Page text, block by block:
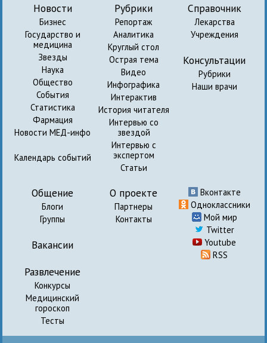
Новости
Бизнес
Государство и
медицина
Звезды
Наука
Общество
События
Статистика
Фармация
Новости МЕД-инфо
Календарь событий
Рубрики
Репортаж
Аналитика
Круглый стол
Острая тема
Видео
Инфографика
Интерактив
История читателя
Интервью со
звездой
Интервью с
экспертом
Статьи
Справочник
Лекарства
Учреждения
Консультации
Рубрики
Наши врачи
Общение
Блоги
Группы
Вакансии
Развлечение
Конкурсы
Медицинский
гороскоп
Тесты
О проекте
Партнеры
Контакты
Вконтакте
Одноклассники
Мой мир
Twitter
Youtube
RSS